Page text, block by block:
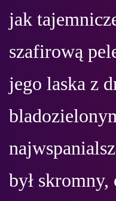
jak
szafirową
jego laska z
był